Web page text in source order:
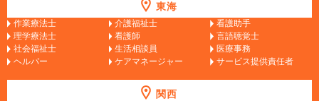
東海
作業療法士 介護福祉士
看護助手
理学療法士
看護師
言語聴覚士
社会福祉士
生活相談員
医療事務
ヘルパー
ケアマネージャー サービス提供責任者
関西